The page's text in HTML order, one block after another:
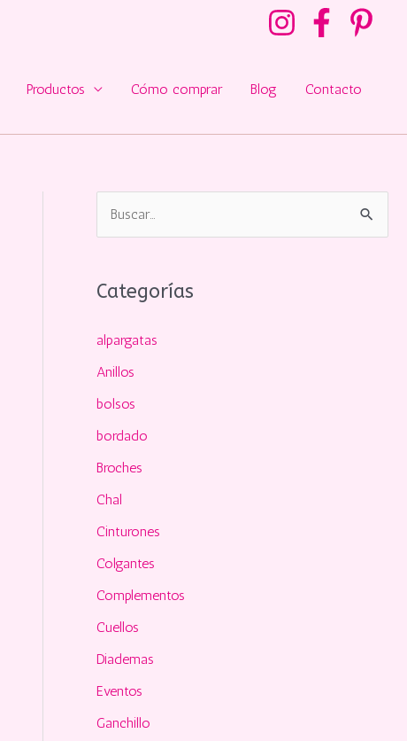
Productos Cómo comprar Blog Contacto
u
c
r
p
o
r
:
Categorías
alpargatas
Anillos
bolsos
bordado
Broches
Chal
Cinturones
Colgantes
Complementos
Cuellos
Diademas
Eventos
Ganchillo